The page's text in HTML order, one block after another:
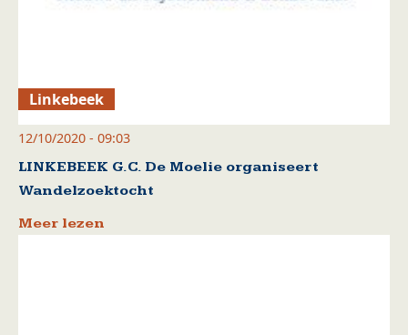
Linkebeek
12/10/2020 - 09:03
LINKEBEEK G.C. De Moelie organiseert
Wandelzoektocht
Meer lezen